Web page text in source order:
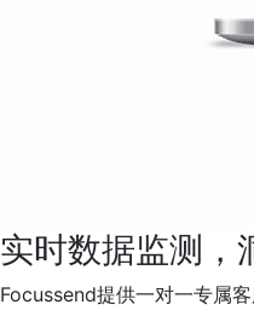
实时数据监测，
Focussend提供一对一专属